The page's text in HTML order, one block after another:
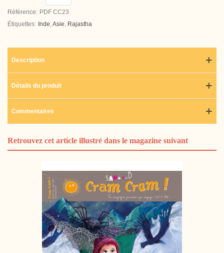
Référence: PDF CC23
Étiquettes: Inde,Asie, Rajastha
Description
Détails du produit
Commentaires
Retrouvez cet article illustré dans le magazine suivant